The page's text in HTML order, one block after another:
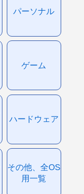
パーソナル
ゲーム
ハードウェア
その他、全OS
用一覧